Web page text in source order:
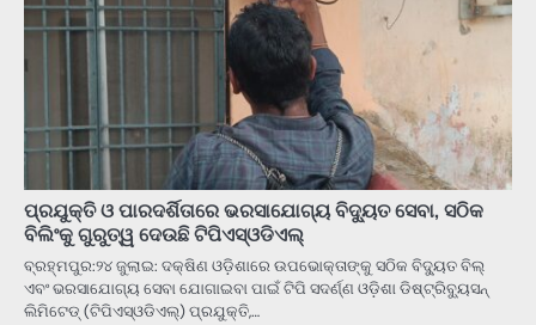
ପ୍ରଯୁକ୍ତି ଓ ପାରଦର୍ଶିତାରେ ଭରସାଯୋଗ୍ୟ ବିଦ୍ୟୁତ ସେବା, ସଠିକ
ବିଲିଂକୁ ଗୁରୁତ୍ୱ ଦେଉଛି ଟିପିଏସ୍ଓଡିଏଲ୍
ବ୍ରହ୍ମପୁର:୨୪ ଜୁଲାଇ: ଦକ୍ଷିଣ ଓଡ଼ିଶାରେ ଉପଭୋକ୍ତାଙ୍କୁ ସଠିକ ବିଦ୍ୟୁତ ବିଲ୍
ଏବଂ ଭରସାଯୋଗ୍ୟ ସେବା ଯୋଗାଇବା ପାଇଁ ଟିପି ସଦର୍ଣ୍ଣ ଓଡ଼ିଶା ଡିଷ୍ଟ୍ରିବ୍ୟୁସନ୍
ଲିମିଟେଡ୍ (ଟିପିଏସ୍ଓଡିଏଲ୍) ପ୍ରଯୁକ୍ତି,…